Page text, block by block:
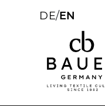
DE/EN